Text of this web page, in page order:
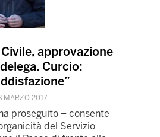
approvazione
Curcio:
MARZO 2017
proseguito – consente
del Servizio